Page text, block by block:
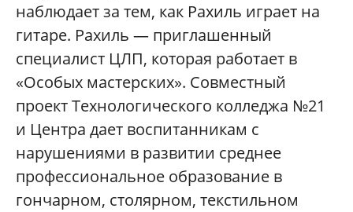
наблюдает за тем, как Рахиль играет на
гитаре. Рахиль — приглашенный
специалист ЦЛП, которая работает в
«Особых мастерских». Совместный
проект Технологического колледжа №21
и Центра дает воспитанникам с
нарушениями в развитии среднее
профессиональное образование в
гончарном, столярном, текстильном